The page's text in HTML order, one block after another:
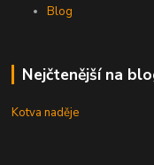
Blog
Nejčtenější na
Kotva naděje